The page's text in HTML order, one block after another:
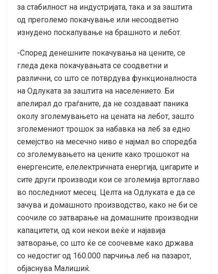
за стабилност на индустријата, така и за заштита
од преголемо покачување или несоодветно
изнудено поскапување на брашното и лебот.
-Според денешните покачувања на цените, се
гледа дека покачувањата се соодветни и
различни, со што се потврдува функционалноста
на Одлуката за заштита на населението. Би
апелирал до граѓаните, да не создаваат паника
околу зголемувањето на цената на лебот, зашто
зголемениот трошок за набавка на леб за едно
семејство на месечно ниво е најмал во споредба
со зголемувањето на цените како трошокот на
енергенсите, елелектричната енергија, цигарите и
сите други производи кои се зголемија вртоглаво
во последниот месец. Целта на Одлуката е да се
зачува и домашното производство, како не би се
соочиле со затварање на домашните производни
капацитети, од кои некои веќе и најавија
затворање, со што ќе се соочевме како држава
со недостиг од 160.000 парчиња леб на пазарот,
објаснува Малишиќ.